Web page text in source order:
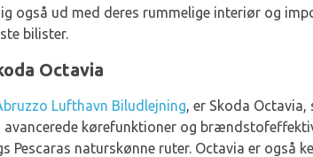
også ud med deres rummelige interiør og
bilister.
Octavia
Lufthavn Biludlejning, er Skoda
avancerede kørefunktioner og
Pescaras naturskønne ruter. Octavia er også